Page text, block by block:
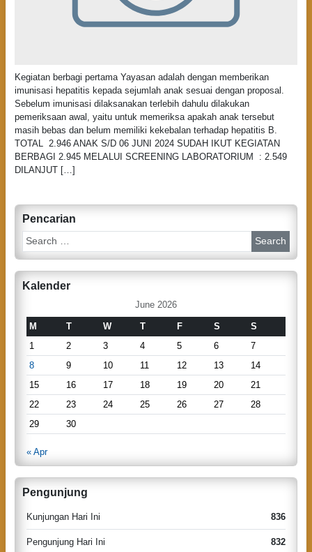
Kegiatan berbagi pertama Yayasan adalah dengan memberikan
imunisasi hepatitis kepada sejumlah anak sesuai dengan proposal.
Sebelum imunisasi dilaksanakan terlebih dahulu dilakukan
pemeriksaan awal, yaitu untuk memeriksa apakah anak tersebut
masih bebas dan belum memiliki kekebalan terhadap hepatitis B.
TOTAL 2.946 ANAK S/D 06 JUNI 2024 SUDAH IKUT KEGIATAN
BERBAGI 2.945 MELALUI SCREENING LABORATORIUM : 2.549
DILANJUT […]
Pencarian
S
e
cKalender
June 2026
M T W T F S
S
1
2 3 4 5 6
7
8
9 10 11 12 13
14
15
16 17 18 19 20
21
22
23 24 25 26 27
28
29
30
« Apr
Pengunjung
Kunjungan Hari Ini 836
Pengunjung Hari Ini 832